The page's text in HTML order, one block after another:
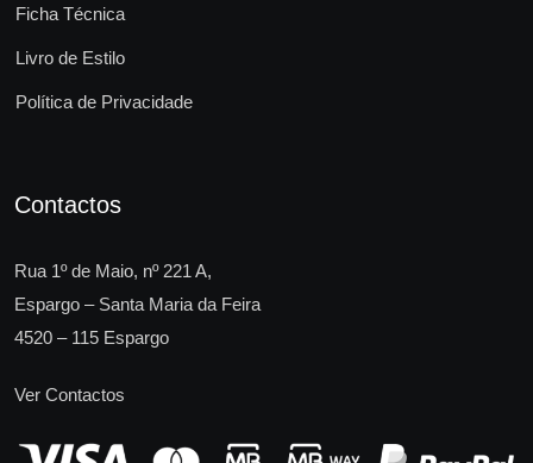
Ficha Técnica
Livro de Estilo
Política de Privacidade
Contactos
Rua 1º de Maio, nº 221 A,
Espargo – Santa Maria da Feira
4520 – 115 Espargo
Ver Contactos